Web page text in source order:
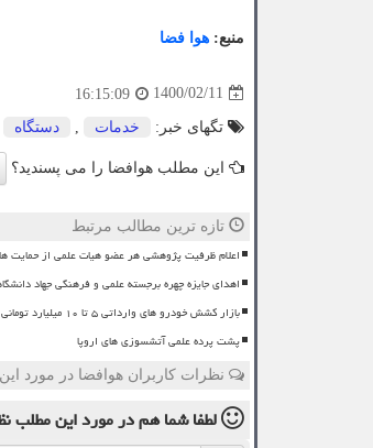
منبع: هوا فضا
1400/02/11
16:15:09
تگهای خبر: خدمات دستگاه
این مطلب هوافضا را می پسندید؟
تازه ترین مطالب مرتبط
اعلام ظرفیت پژوهشی هر عضو هیات علمی از حمایت
اهدای جایزه چهره برجسته علمی و فرهنگی جهاد
بازار کشش خودرو های وارداتی ۵ تا ۱۰ میلیارد تومانی را ندارد
پشت پرده علمی آتشسوزی های اروپا
نظرات کاربران هوافضا در مورد
لطفا شما همدر مورد این مطلب